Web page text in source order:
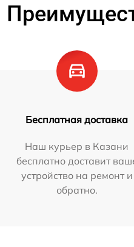
Бесплатная доставка
Наш курьер в Казани
бесплатно доставит
устройство на ремонт и
обратно.